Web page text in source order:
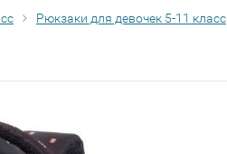
Рюкзаки для девочек 5-11 класс